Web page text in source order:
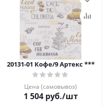
20131-01 Кофе/9 Артекс ***
Цена (самовывоз)
1 504руб./шт